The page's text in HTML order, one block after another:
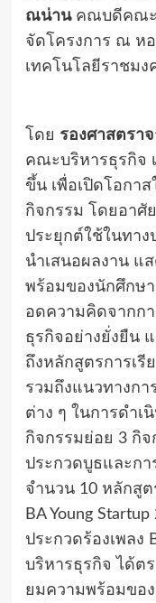
ณน่านคณบดีคณะ
จัดโครงการ ณ ห
เทคโนโลยีราชม
โดย รองศาสตรา
คณะบริหารธุรกิจ
ขึ้น เพื่อเปิดโอกา
กิจกรรม โดยอาศั
ประยุกต์ใช้ในทา
นำเสนอผลงาน แ
พร้อมของนักศึกษ
อดความคิดจากก
ธุรกิจอย่างยั่งยืน
ถึงหลักสูตรการเ
รวมถึงแนวทางก
ต่าง ๆ ในการดำเ
กิจกรรมย่อย 3 กิ
ประกวดบูธและกา
จำนวน 10 หลักสู
BA Young
ประกวดร้องเพลง
บริหารธุรกิจ ได้ต
ยมความพร้อมขอ